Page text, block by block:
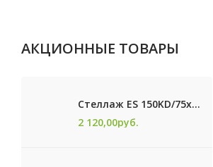
АКЦИОННЫЕ ТОВАРЫ
Стеллаж ES 150KD/75x30/4 оцинк
2 120,00руб.